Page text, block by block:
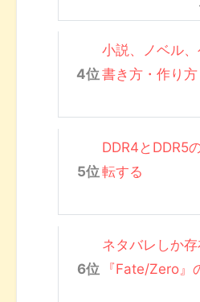
小説、ノベル
書き方・作り方
DDR4とDDR5
転する
ネタバレしか
『Fate/Zero』